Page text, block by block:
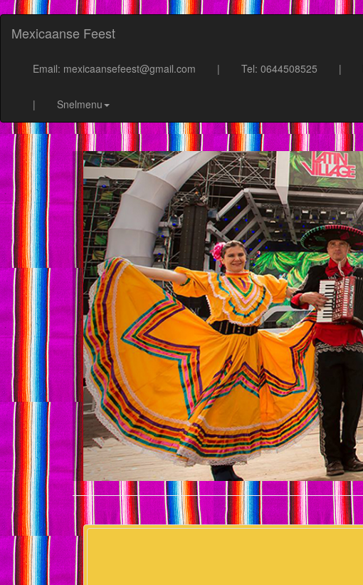
Mexicaanse Feest
Email: mexicaansefeest@gmail.com | Tel: 0644508525 |
| Snelmenu